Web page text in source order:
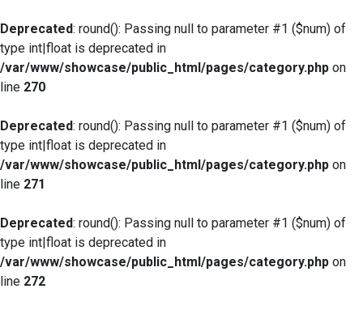
Deprecated: round(): Passing null to parameter #1 ($num) of
type int|float is deprecated in
/var/www/showcase/public_html/pages/category.php on
line 270
Deprecated: round(): Passing null to parameter #1 ($num) of
type int|float is deprecated in
/var/www/showcase/public_html/pages/category.php on
line 271
Deprecated: round(): Passing null to parameter #1 ($num) of
type int|float is deprecated in
/var/www/showcase/public_html/pages/category.php on
line 272